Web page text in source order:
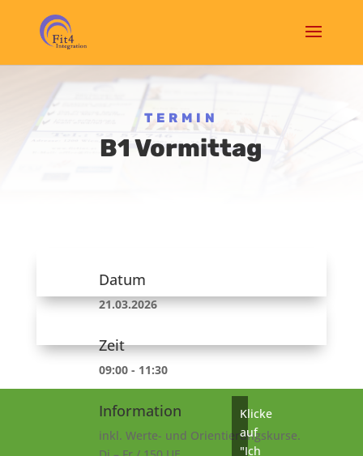
TERMIN
B1 Vormittag
Datum
21.03.2026
Zeit
09:00 - 11:30
Information
inkl. Werte- und Orientierungskurse.
Klicke
auf
"Ich